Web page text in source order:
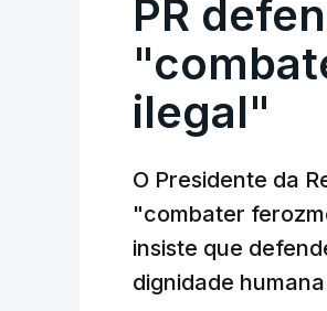
PR
ilegal"
O Presidente da
"combater
insiste que
dignidade